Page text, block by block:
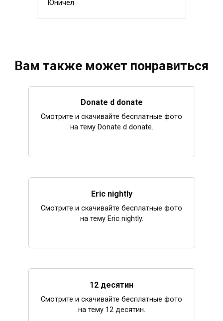
Юничел
Вам также может понравиться
Donate d donate
Смотрите и скачивайте бесплатные фото
на тему Donate d donate.
Eric nightly
Смотрите и скачивайте бесплатные фото
на тему Eric nightly.
12 десятин
Смотрите и скачивайте бесплатные фото
на тему 12 десятин.